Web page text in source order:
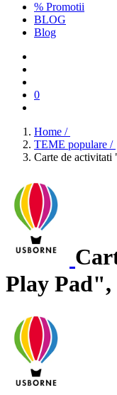
% Promotii
BLOG
Blog
0
Home /
TEME populare /
Carte de
Play Pad",